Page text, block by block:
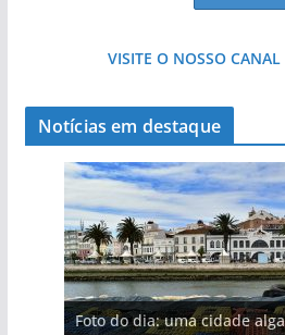
VISITE O NOSSO CANAL
Notícias em destaque
Foto do dia: uma cidade